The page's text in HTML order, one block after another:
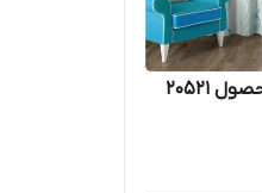
20521